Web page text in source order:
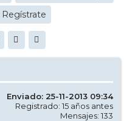
Regístrate
Enviado: 25-11-2013 09:34
Registrado: 15 años antes
Mensajes: 133